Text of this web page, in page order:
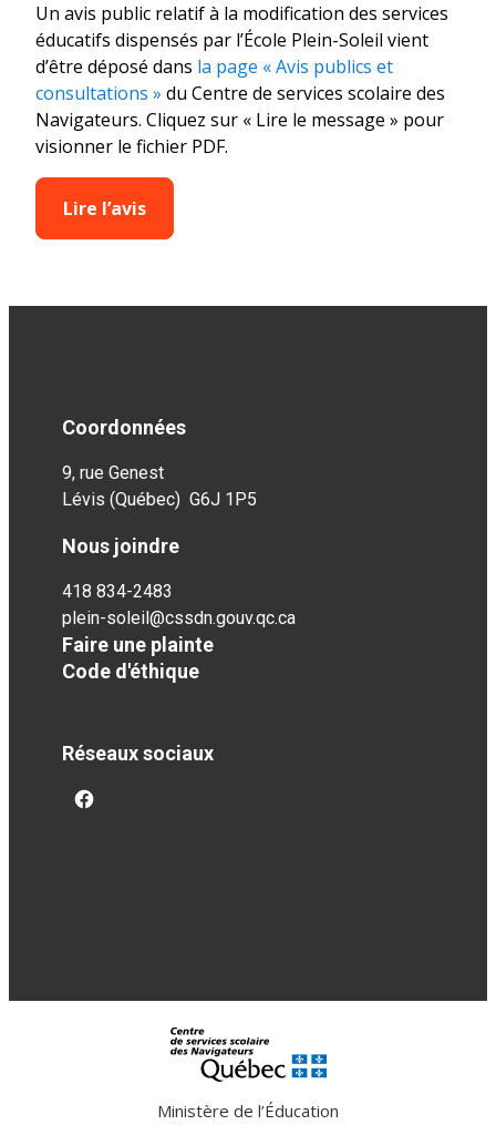
Un avis public relatif à la modification des services
éducatifs dispensés par l’École Plein-Soleil vient
d’être déposé dans la page « Avis publics et
consultations » du Centre de services scolaire des
Navigateurs. Cliquez sur « Lire le message » pour
visionner le fichier PDF.
Lire l’avis
Coordonnées
9, rue Genest
Lévis (Québec) G6J 1P5
Nous joindre
418 834-2483
plein-soleil@cssdn.gouv.qc.ca
Faire une plainte
Code d'éthique
Réseaux sociaux
facebook
Ministère de l’Éducation